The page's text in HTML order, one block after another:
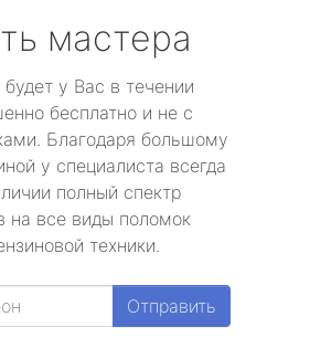
мастера
у Вас в течении
бесплатно и не с
Благодаря большому
у специалиста всегда
полный спектр
на все виды поломок
техники.
Отправить